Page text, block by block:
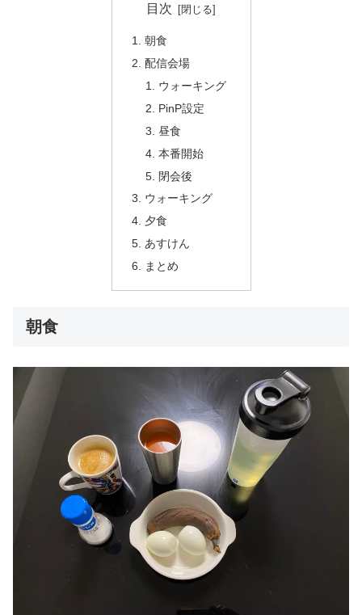
目次
朝食
配信会場
ウォーキング
PinP設定
昼食
本番開始
閉会後
ウォーキング
夕食
あすけん
まとめ
朝食